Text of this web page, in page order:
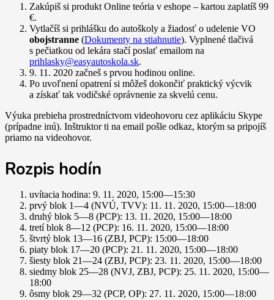
Zakúpiš si produkt Online teória v eshope – kartou zaplatíš 99
€.
Vytlačíš si prihlášku do autoškoly a žiadosť o udelenie VO
obojstranne (Dokumenty na stiahnutie). Vyplnené tlačivá
s pečiatkou od lekára stačí poslať emailom na
prihlasky@easyautoskola.sk.
9. 11. 2020 začneš s prvou hodinou online.
Po uvoľnení opatrení si môžeš dokončiť praktický výcvik
a získať tak vodičské oprávnenie za skvelú cenu.
Výuka prebieha prostredníctvom videohovoru cez aplikáciu Skype
(prípadne inú). Inštruktor ti na email pošle odkaz, ktorým sa pripojíš
priamo na videohovor.
Rozpis hodín
uvítacia hodina: 9. 11. 2020, 15:00—15:30
prvý blok 1—4 (NVÚ, TVV): 11. 11. 2020, 15:00—18:00
druhý blok 5—8 (PCP): 13. 11. 2020, 15:00—18:00
tretí blok 8—12 (PCP): 16. 11. 2020, 15:00—18:00
štvrtý blok 13—16 (ZBJ, PCP): 15:00—18:00
piaty blok 17—20 (PCP): 21. 11. 2020, 15:00—18:00
šiesty blok 21—24 (ZBJ, PCP): 23. 11. 2020, 15:00—18:00
siedmy blok 25—28 (NVJ, ZBJ, PCP): 25. 11. 2020, 15:00—
18:00
ôsmy blok 29—32 (PCP, OP): 27. 11. 2020, 15:00—18:00